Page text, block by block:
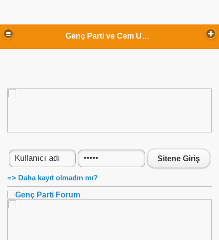
Genç Parti ve Cem Uzan
Sitene Giriş
=> Daha kayıt olmadın mı?